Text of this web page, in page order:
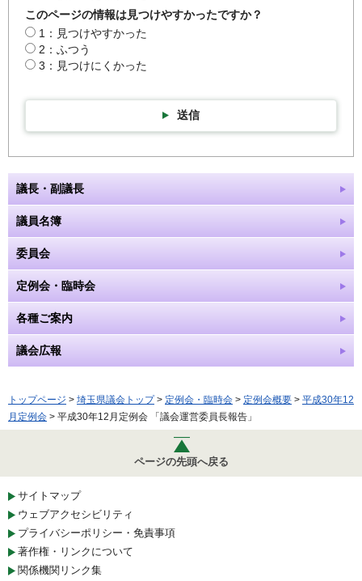
このページの情報は見つけやすかったですか？
1：見つけやすかった
2：ふつう
3：見つけにくかった
送信
議長・副議長
議員名簿
委員会
定例会・臨時会
各種ご案内
議会広報
トップページ > 埼玉県議会トップ> 定例会・臨時会 > 定例会概要 > 平成30年12
月定例会 > 平成30年12月定例会 「議会運営委員長報告」
ページの先頭へ戻る
サイトマップ
ウェブアクセシビリティ
プライバシーポリシー・免責事項
著作権・リンクについて
関係機関リンク集